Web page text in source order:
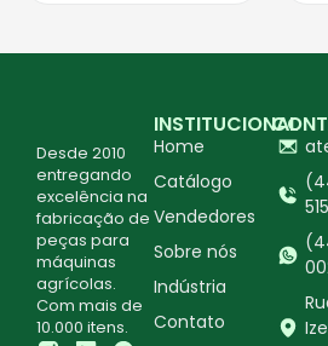
Desde 2010
entregando
excelência na
fabricação de
peças para
máquinas
agrícolas.
Com mais de
10.000 itens.
INSTITUCIONAL
Home
Catálogo
Vendedores
Sobre nós
Indústria
Contato